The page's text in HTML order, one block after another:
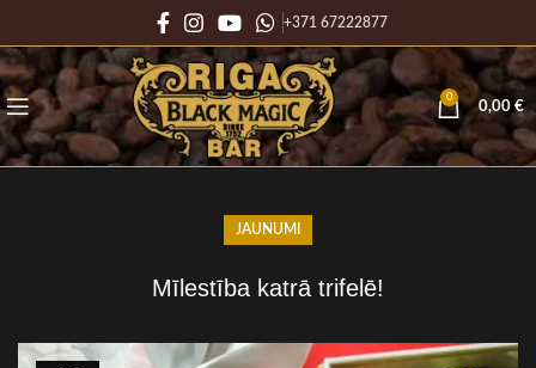
+371 67222877
0
0,00 €
JAUNUMI
Mīlestība katrā trifelē!